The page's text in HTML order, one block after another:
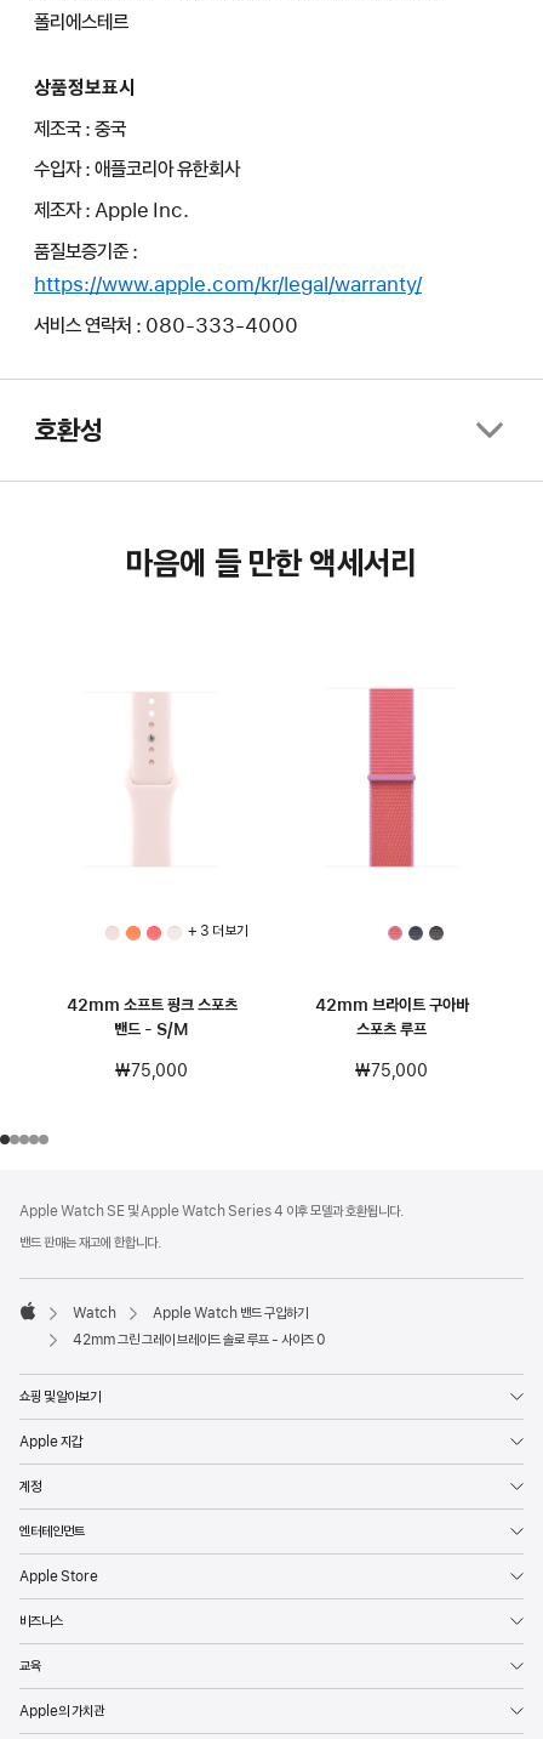
폴리에스테르
상품정보표시
제조국 : 중국
수입자 : 애플코리아 유한회사
제조자 : Apple Inc.
품질보증기준 :
https://www.apple.com/kr/legal/warranty/
서비스 연락처 : 080-333-4000
호환성
마음에 들 만한 액세서리
+ 3 더 보기
42mm 소프트 핑크 스포츠
밴드 - S/M
₩75,000
42mm 브라이트 구아바
스포츠 루프
₩75,000
Apple Watch SE 및 Apple Watch Series 4 이후 모델과 호환됩니다.
밴드 판매는 재고에 한합니다.
Apple
Watch
Apple Watch 밴드 구입하기
42mm 그린 그레이 브레이드 솔로 루프 - 사이즈 0
쇼핑 및 알아보기
Apple 지갑
계정
엔터테인먼트
Apple Store
비즈니스
교육
Apple의 가치관